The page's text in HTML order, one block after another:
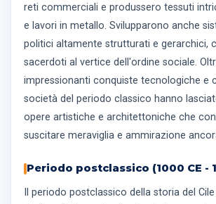
reti commerciali e produssero tessuti
e lavori in metallo. Svilupparono anche
politici altamente strutturati e gerarchici,
sacerdoti al vertice dell'ordine sociale.
impressionanti conquiste tecnologiche e
società del periodo classico hanno
opere artistiche e architettoniche che
suscitare meraviglia e ammirazione
Periodo postclassico (1000 CE -
Il periodo postclassico della storia del